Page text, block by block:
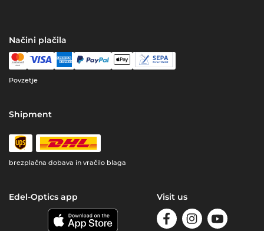
Načini plačila
Povzetje
Shipment
brezplačna dobava in vračilo blaga
Edel-Optics app Visit us